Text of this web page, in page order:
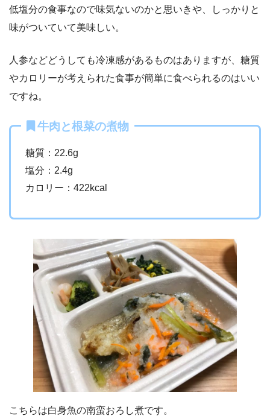
低塩分の食事なので味気ないのかと思いきや、しっかりと
味がついていて美味しい。
人参などどうしても冷凍感があるものはありますが、糖質
やカロリーが考えられた食事が簡単に食べられるのはいい
ですね。
牛肉と根菜の煮物
糖質：22.6g
塩分：2.4g
カロリー：422kcal
こちらは白身魚の南蛮おろし煮です。